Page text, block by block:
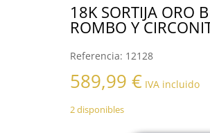
18K SORTIJA ORO
ROMBO Y
Referencia: 12128
589,99 € IVA incluido
2 disponibles